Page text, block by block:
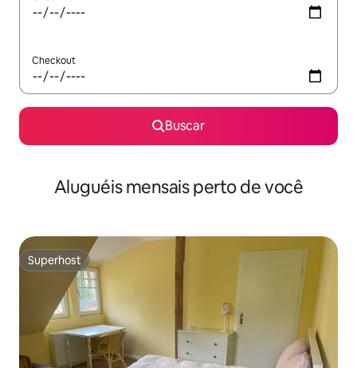
Checkout
Buscar
Aluguéis mensais perto de você
Superhost
Superhost